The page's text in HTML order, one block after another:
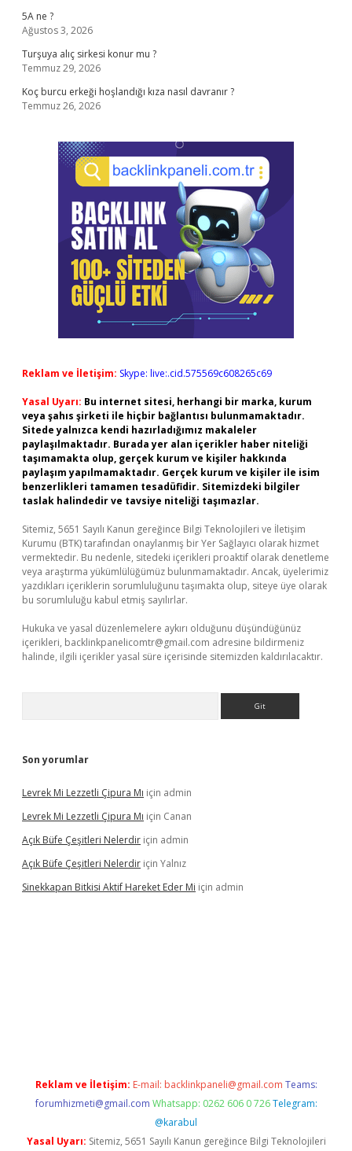
5A ne ?
Ağustos 3, 2026
Turşuya alıç sirkesi konur mu ?
Temmuz 29, 2026
Koç burcu erkeği hoşlandığı kıza nasıl davranır ?
Temmuz 26, 2026
Reklam ve İletişim: Skype: live:.cid.575569c608265c69
Yasal Uyarı: Bu internet sitesi, herhangi bir marka, kurum
veya şahıs şirketi ile hiçbir bağlantısı bulunmamaktadır.
Sitede yalnızca kendi hazırladığımız makaleler
paylaşılmaktadır. Burada yer alan içerikler haber niteliği
taşımamakta olup, gerçek kurum ve kişiler hakkında
paylaşım yapılmamaktadır. Gerçek kurum ve kişiler ile isim
benzerlikleri tamamen tesadüfidir. Sitemizdeki bilgiler
taslak halindedir ve tavsiye niteliği taşımazlar.
Sitemiz, 5651 Sayılı Kanun gereğince Bilgi Teknolojileri ve İletişim
Kurumu (BTK) tarafından onaylanmış bir Yer Sağlayıcı olarak hizmet
vermektedir. Bu nedenle, sitedeki içerikleri proaktif olarak denetleme
veya araştırma yükümlülüğümüz bulunmamaktadır. Ancak, üyelerimiz
yazdıkları içeriklerin sorumluluğunu taşımakta olup, siteye üye olarak
bu sorumluluğu kabul etmiş sayılırlar.
Hukuka ve yasal düzenlemelere aykırı olduğunu düşündüğünüz
içerikleri, backlinkpanelicomtr@gmail.com adresine bildirmeniz
halinde, ilgili içerikler yasal süre içerisinde sitemizden kaldırılacaktır.
Son yorumlar
Levrek Mi Lezzetli Çipura Mı için admin
Levrek Mi Lezzetli Çipura Mı için Canan
Açık Büfe Çeşitleri Nelerdir için admin
Açık Büfe Çeşitleri Nelerdir için Yalnız
Sinekkapan Bitkisi Aktif Hareket Eder Mi için admin
Reklam ve İletişim: E-mail: backlinkpaneli@gmail.com Teams:
forumhizmeti@gmail.com Whatsapp: 0262 606 0 726 Telegram:
@karabul
Yasal Uyarı: Sitemiz, 5651 Sayılı Kanun gereğince Bilgi Teknolojileri